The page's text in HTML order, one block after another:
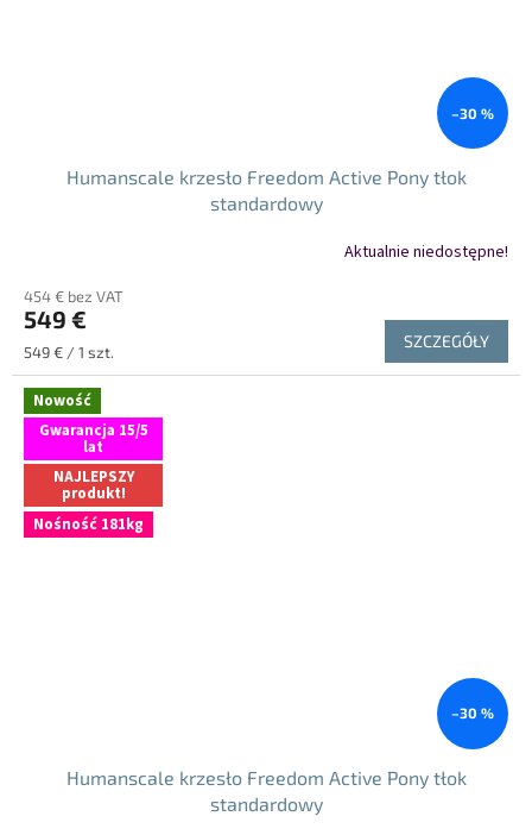
–30 %
Humanscale krzesło Freedom Active Pony tłok
standardowy
Aktualnie niedostępne!
454 € bez VAT
549 €
Cena
jednostkowa:
549 € / 1 szt.
SZCZEGÓŁY
Nowość
Gwarancja 15/5
lat
NAJLEPSZY
produkt!
Nośność 181kg
–30 %
Humanscale krzesło Freedom Active Pony tłok
standardowy